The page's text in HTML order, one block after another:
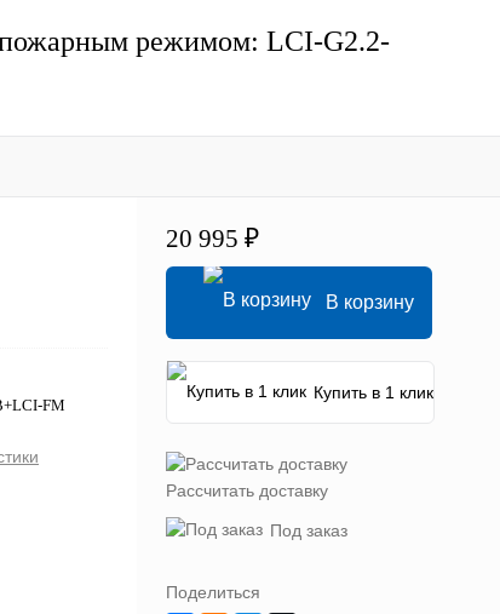
пожарным режимом: LCI-G2.2-
FM
20 995 ₽
В корзину
Купить в 1 клик
Рассчитать доставку
Под заказ
Поделиться